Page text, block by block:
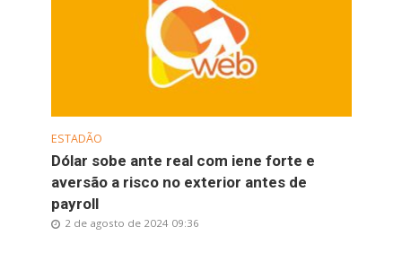
ESTADÃO
Dólar sobe ante real com iene forte e
aversão a risco no exterior antes de
payroll
2 de agosto de 2024 09:36